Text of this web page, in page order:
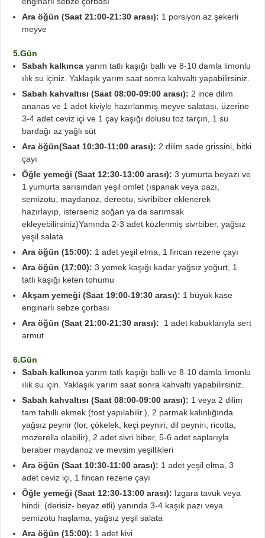
Ara öğün (Saat 21:00-21:30 arası): 1 porsiyon az şekerli
meyve
5.Gün
Sabah kalkıncayarım tatlı kaşığı ballı ve 8-10 damla limonlu
ılık su içiniz. Yaklaşık yarım saat sonra kahvaltı yapabilirsiniz.
Sabah kahvaltısı (Saat 08:00-09:00 arası): 2 ince dilim
ananas ve 1 adet kiviyle hazırlanmış meyve salatası, üzerine
3-4 adet ceviz içi ve 1 çay kaşığı dolusu toz tarçın, 1 su
bardağı az yağlı süt
Ara öğün(Saat 10:30-11:00 arası): 2 dilim sade grissini, bitki
çayı
Öğle yemeği (Saat 12:30-13:00 arası):3 yumurta beyazı ve
1 yumurta sarısından yeşil omlet (ıspanak veya pazı,
semizotu, maydanoz, dereotu, sivribiber eklenerek
hazırlayıp, isterseniz soğan ya da sarımsak
ekleyebilirsiniz)Yanında 2-3 adet közlenmiş sivrbiber, yağsız
yeşil salata
Ara öğün (15:00): 1 adet yeşil elma, 1 fincan rezene çayı
Ara öğün (17:00): 3 yemek kaşığı kadar yağsız yoğurt, 1
tatlı kaşığı keten tohumu
Akşam yemeği (Saat 19:00-19:30 arası): 1 büyük kase
enginarlı sebze çorbası
Ara öğün (Saat 21:00-21:30 arası): 1 adet kabuklarıyla sert
armut
6.Gün
Sabah kalkınca yarım tatlı kaşığı ballı ve 8-10 damla limonlu
ılık su için. Yaklaşık yarım saat sonra kahvaltı yapabilirsiniz.
Sabah kahvaltısı (Saat 08:00-09:00 arası): 1 veya 2 dilim
tam tahıllı ekmek (tost yapılabilir.), 2 parmak kalınlığında
yağsız peynir (lor, çökelek, keçi peyniri, dil peyniri, ricotta,
mozerella olabilir), 2 adet sivri biber, 5-6 adet saplarıyla
beraber maydanoz ve mevsim yeşillikleri
Ara öğün (Saat 10:30-11:00 arası): 1 adet yeşil elma, 3
adet ceviz içi, 1 fincan rezene çayı
Öğle yemeği (Saat 12:30-13:00 arası): Izgara tavuk veya
hindi (derisiz- beyaz etli) yanında 3-4 kaşık pazı veya
semizotu haşlama, yağsız yeşil salata
Ara öğün (15:00): 1 adet kivi